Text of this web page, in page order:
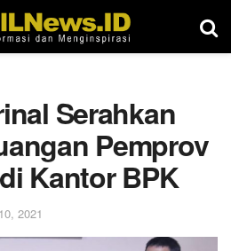
Serahkan
Pemprov
Kantor BPK
2021